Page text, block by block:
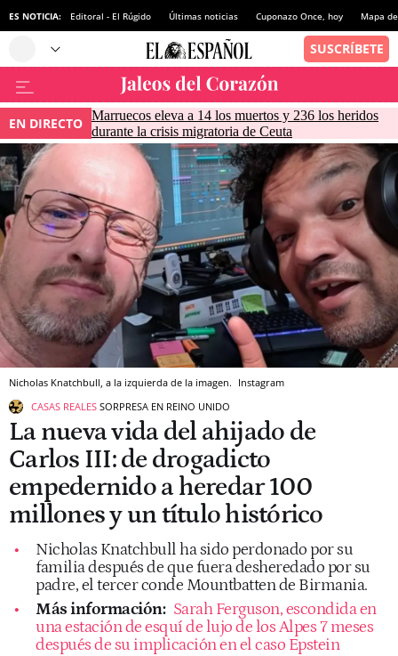
ES NOTICIA: Editoral - El Rúgido Últimas noticias Cuponazo Once, hoy Mapa
EN DIRECTO Marruecos eleva a 14 los muertos y 236 los heridos
durante la crisis migratoria de Ceuta
Nicholas Knatchbull, a la izquierda de la imagen. Instagram
CASAS REALES SORPRESA EN REINO UNIDO
La nueva vida del ahijado de
Carlos III: de drogadicto
empedernido a heredar 100
millones y un título histórico
Nicholas Knatchbull ha sido perdonado por su
familia después de que fuera desheredado por su
padre, el tercer conde Mountbatten de Birmania.
Más información: Sarah Ferguson, escondida en
una estación de esquí de lujo de los Alpes 7 meses
después de su implicación en el caso Epstein